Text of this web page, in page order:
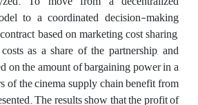
to a coordinated decision-making
based on marketing cost sharing,
as a share of the partnership, and
on the amount of bargaining power in a
of the cinema supply chain benefit from
The results show that the profit of